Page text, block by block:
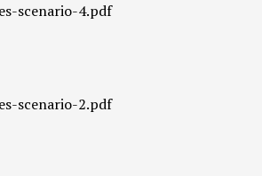
scenario-4.pdf
scenario-2.pdf